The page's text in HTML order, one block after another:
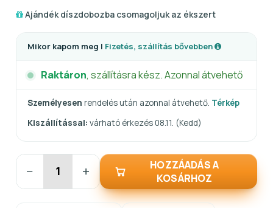
Ajándék díszdobozba csomagoljuk az ékszert
Mikor kapom meg | Fizetés, szállítás bővebben
Raktáron, szállításra kész. Azonnal átvehető
Személyesen rendelés után azonnal átvehető. Térkép
Kiszállítással: várható érkezés 08.11. (Kedd)
− +
HOZZÁADÁS A
KOSÁRHOZ